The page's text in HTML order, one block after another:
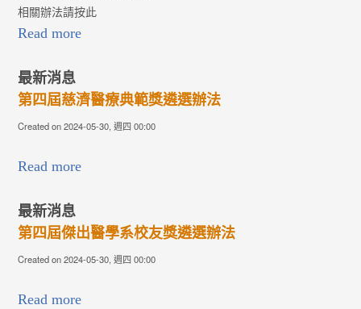
相關辦法請按此
Read more
最新消息
第四屆慈濟醫療典範獎遴選辦法
Created on 2024-05-30, 週四 00:00
Read more
最新消息
第四屆傑出醫學系校友獎遴選辦法
Created on 2024-05-30, 週四 00:00
Read more